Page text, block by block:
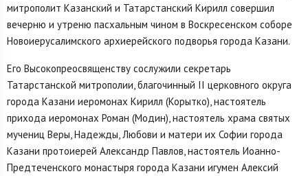
митрополит Казанский и Татарстанский Кирилл совершил
вечерню и утреню пасхальным чином в Воскресенском соборе
Новоиерусалимского архиерейского подворья города Казани.
Его Высокопреосвященству сослужили секретарь
Татарстанской митрополии, благочинный II церковного округа
города Казани иеромонах Кирилл (Корытко), настоятель
прихода иеромонах Роман (Модин), настоятель храма святых
мучениц Веры, Надежды, Любови и матери их Софии города
Казани протоиерей Александр Павлов, настоятель Иоанно-
Предтеченского монастыря города Казани игумен Алексий